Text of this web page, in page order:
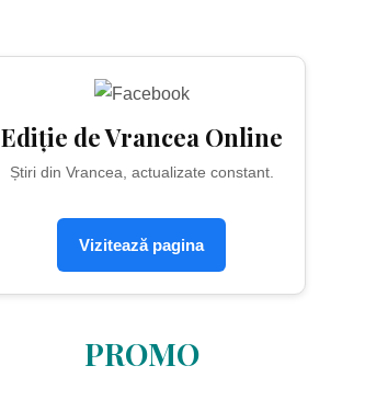
Ediție de Vrancea Online
Știri din Vrancea, actualizate constant.
Vizitează pagina
PROMO